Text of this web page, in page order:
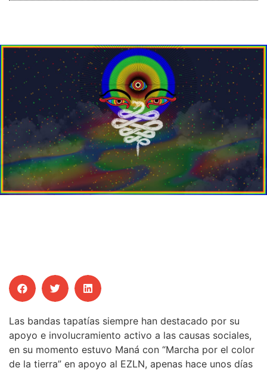
Las bandas tapatías siempre han destacado por su
apoyo e involucramiento activo a las causas sociales,
en su momento estuvo Maná con “Marcha por el color
de la tierra” en apoyo al EZLN, apenas hace unos días